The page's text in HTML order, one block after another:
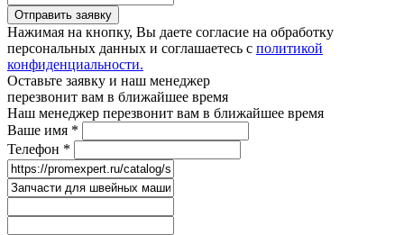
Отправить заявку
Нажимая на кнопку, Вы даете согласие на обработку
персональных данных и соглашаетесь с политикой
конфиденциальности.
Оставьте заявку и наш менеджер
перезвонит вам в ближайшее время
Наш менеджер перезвонит вам в ближайшее время
Ваше имя *
Телефон *